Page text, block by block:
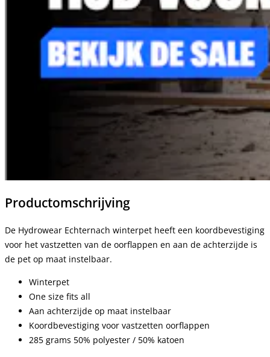
Productomschrijving
De Hydrowear Echternach winterpet heeft een koordbevestiging
voor het vastzetten van de oorflappen en aan de achterzijde is
de pet op maat instelbaar.
Winterpet
One size fits all
Aan achterzijde op maat instelbaar
Koordbevestiging voor vastzetten oorflappen
285 grams 50% polyester / 50% katoen